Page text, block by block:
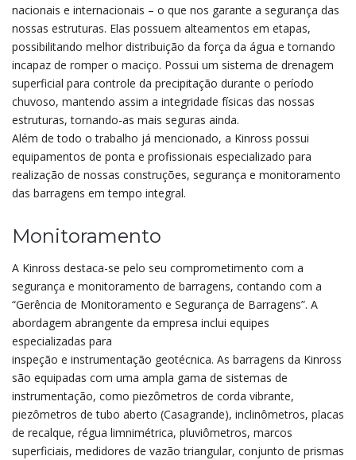
nacionais e internacionais – o que nos garante a segurança das
nossas estruturas. Elas possuem alteamentos em etapas,
possibilitando melhor distribuição da força da água e tornando
incapaz de romper o maciço. Possui um sistema de drenagem
superficial para controle da precipitação durante o período
chuvoso, mantendo assim a integridade físicas das nossas
estruturas, tornando-as mais seguras ainda.
Além de todo o trabalho já mencionado, a Kinross possui
equipamentos de ponta e profissionais especializado para
realização de nossas construções, segurança e monitoramento
das barragens em tempo integral.
Monitoramento
A Kinross destaca-se pelo seu comprometimento com a
segurança e monitoramento de barragens, contando com a
“Gerência de Monitoramento e Segurança de Barragens”. A
abordagem abrangente da empresa inclui equipes
especializadas para
inspeção e instrumentação geotécnica. As barragens da Kinross
são equipadas com uma ampla gama de sistemas de
instrumentação, como piezômetros de corda vibrante,
piezômetros de tubo aberto (Casagrande), inclinômetros, placas
de recalque, régua limnimétrica, pluviômetros, marcos
superficiais, medidores de vazão triangular, conjunto de prismas